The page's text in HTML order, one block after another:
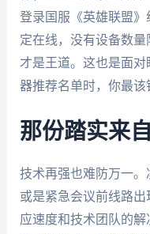
登录国服《英雄联盟
定在线，没有设备数
才是王道。这也是面
器推荐名单时，你最该
那份踏实来
技术再强也难防万一。
或是紧急会议前线路
应速度和技术团队的